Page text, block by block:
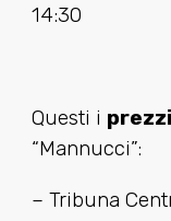
14:30
Questi i prezzi
“Mannucci”:
– Tribuna